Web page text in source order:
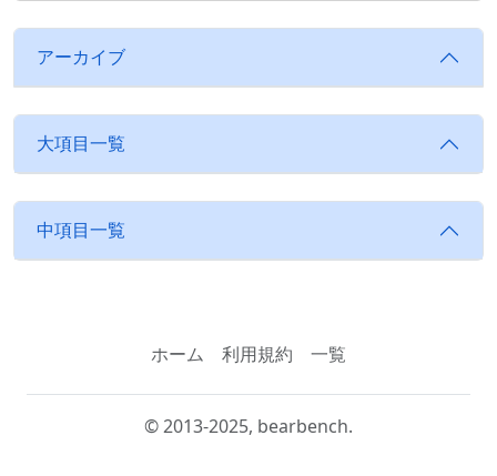
アーカイブ
大項目一覧
中項目一覧
ホーム 利用規約 一覧
© 2013-2025, bearbench.